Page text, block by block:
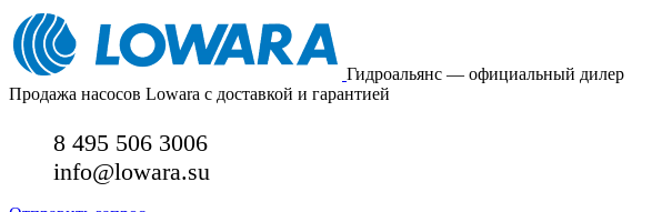
Гидроальянс — официальный дилер
Продажа насосов Lowara с доставкой и гарантией
8 495 506 3006
info@lowara.su